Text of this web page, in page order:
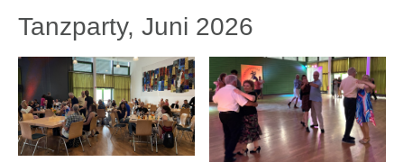
Tanzparty, Juni 2026